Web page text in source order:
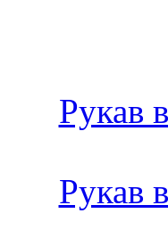
Рукав
Рукав